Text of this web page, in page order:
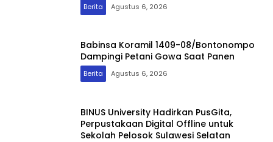
Berita Agustus 6, 2026
Babinsa Koramil 1409-08/Bontonompo
Dampingi Petani Gowa Saat Panen
Berita Agustus 6, 2026
BINUS University Hadirkan PusGita,
Perpustakaan Digital Offline untuk
Sekolah Pelosok Sulawesi Selatan